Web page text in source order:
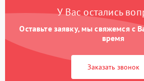
У Вас остались
Оставьте заявку, мы свяжемся с
время
Заказать звонок